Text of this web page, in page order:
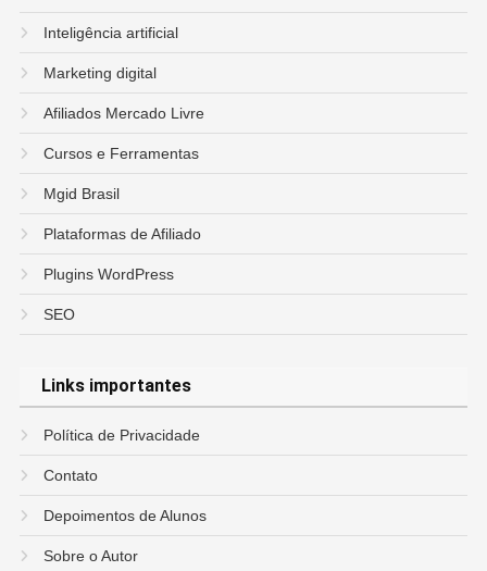
Inteligência artificial
Marketing digital
Afiliados Mercado Livre
Cursos e Ferramentas
Mgid Brasil
Plataformas de Afiliado
Plugins WordPress
SEO
Links importantes
Política de Privacidade
Contato
Depoimentos de Alunos
Sobre o Autor